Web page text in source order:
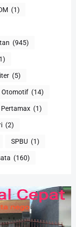
(1)
(945)
(5)
Otomotif (14)
Pertamax (1)
(2)
SPBU (1)
(160)